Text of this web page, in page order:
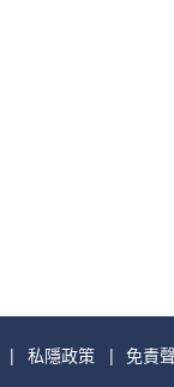
私隱政策 免責